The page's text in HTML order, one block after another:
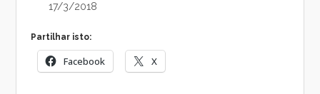
17/3/2018
Partilhar isto:
Facebook X